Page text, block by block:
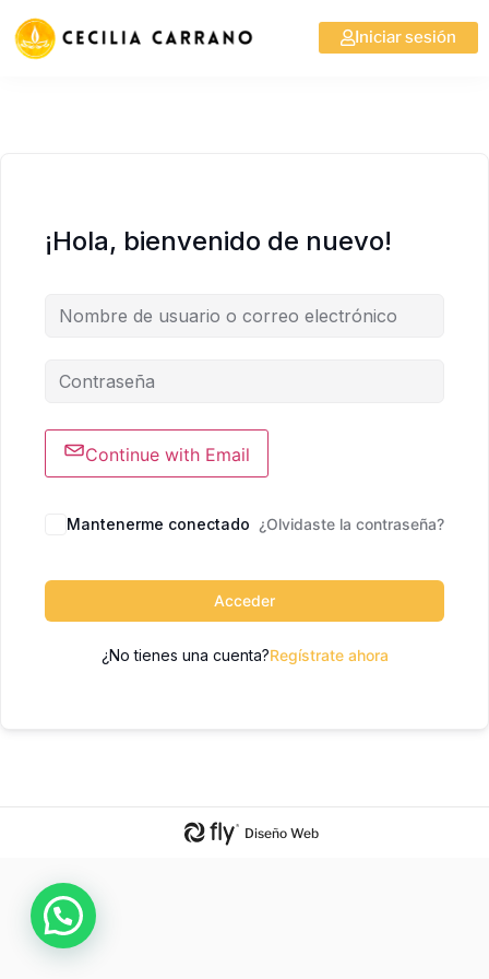
Iniciar sesión
¡Hola, bienvenido de nuevo!
Continue with Email
Mantenerme conectado ¿Olvidaste la contraseña?
Acceder
¿No tienes una cuenta?Regístrate ahora
Diseño Web